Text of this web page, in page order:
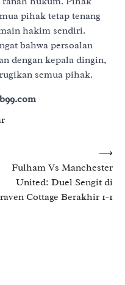
pihak tetap tenang
hakim sendiri.
bahwa persoalan
dengan kepala dingin,
semua pihak.
Fulham Vs Manchester
United: Duel Sengit di
Cottage Berakhir 1-1
⟶